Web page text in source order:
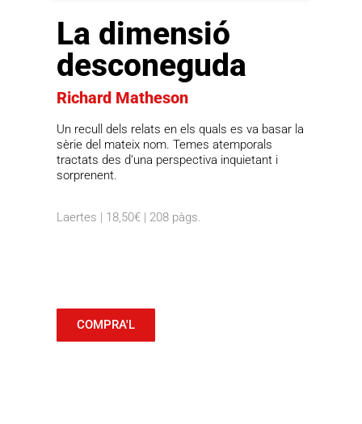
La dimensió
desconeguda
Richard Matheson
Un recull dels relats en els quals es va basar la
sèrie del mateix nom. Temes atemporals
tractats des d’una perspectiva inquietant i
sorprenent.
Laertes | 18,50€ | 208 pàgs.
COMPRA'L